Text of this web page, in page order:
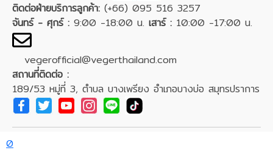
0
ติดต่อฝ่ายบริการลูกค้า: (+66) 095 516 3257
จันทร์ - ศุกร์ : 9:00 -18:00 น. เสาร์ : 10:00 -17:00 น.
vegerofficial@vegerthailand.com
สถานที่ติดต่อ :
189/53 หมู่ที่ 3, ตำบล บางเพรียง อำเภอบางบ่อ สมุทรปราการ